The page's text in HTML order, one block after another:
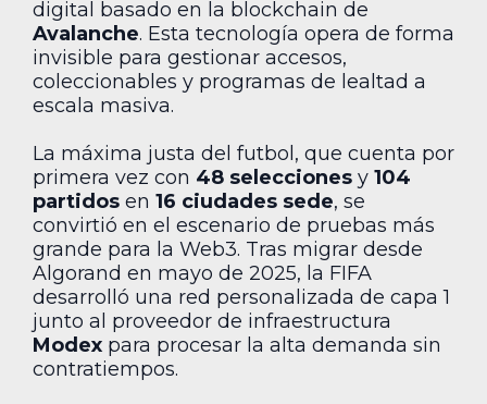
digital basado en la blockchain de
Avalanche. Esta tecnología opera de forma
invisible para gestionar accesos,
coleccionables y programas de lealtad a
escala masiva.
La máxima justa del futbol, que cuenta por
primera vez con 48 selecciones y 104
partidos en 16 ciudades sede, se
convirtió en el escenario de pruebas más
grande para la Web3. Tras migrar desde
Algorand en mayo de 2025, la FIFA
desarrolló una red personalizada de capa 1
junto al proveedor de infraestructura
Modex para procesar la alta demanda sin
contratiempos.